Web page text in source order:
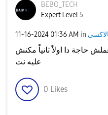
BEBO_TECH
Expert Level 5
‎11-16-2024 01:36 AM in
حاجة دا اولاً ثانياً مكنش
عليه نت
0 Likes